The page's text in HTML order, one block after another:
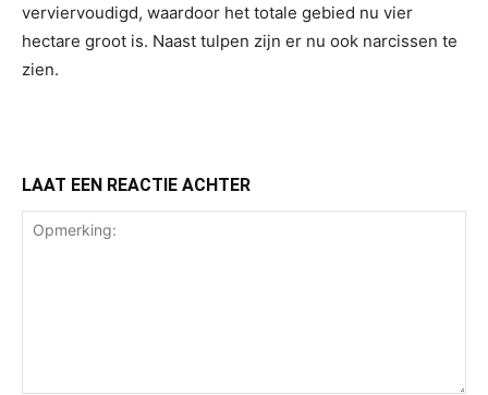
verviervoudigd, waardoor het totale gebied nu vier
hectare groot is. Naast tulpen zijn er nu ook narcissen te
zien.
LAAT EEN REACTIE ACHTER